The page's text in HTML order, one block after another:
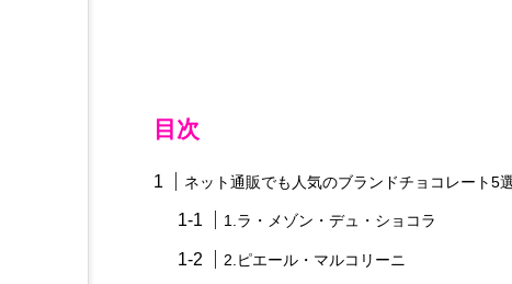
目次
ネット通販でも人気のブランドチョコレート5
1.ラ・メゾン・デュ・ショコラ
2.ピエール・マルコリーニ